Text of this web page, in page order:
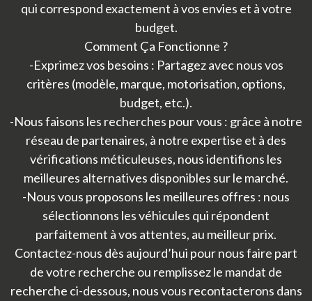
qui correspond exactement à vos envies et à votre
budget.
Comment Ça Fonctionne ?
-Exprimez vos besoins : Partagez avec nous vos
critères (modèle, marque, motorisation, options,
budget, etc.).
-Nous faisons les recherches pour vous : grâce à notre
réseau de partenaires, à notre expertise et à des
vérifications méticuleuses, nous identifions les
meilleures alternatives disponibles sur le marché.
-Nous vous proposons les meilleures offres : nous
sélectionnons les véhicules qui répondent
parfaitement à vos attentes, au meilleur prix.
Contactez-nous dès aujourd’hui pour nous faire part
de votre recherche ou remplissez le mandat de
recherche ci-dessous, nous vous recontacterons dans